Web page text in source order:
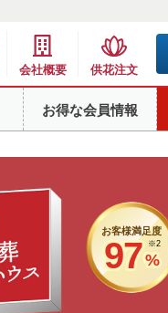
会社概要 供花注文
お得な会員情報
お客様満足度
97%
※2